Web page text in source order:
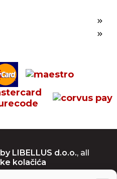
by LIBELLUS d.o.o., all
kolačića